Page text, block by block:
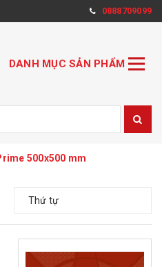
0888709099
DANH MỤC SẢN PHẨM
500x500 mm
Thứ tự